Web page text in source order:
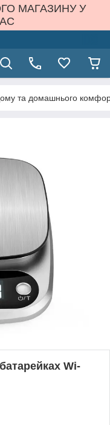
МАГАЗИНУ У
та домашнього
Wi-